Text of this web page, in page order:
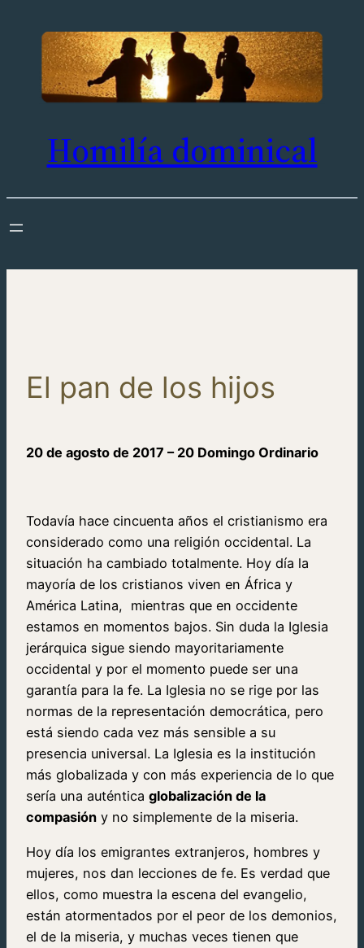
contenido
Homilía dominical
El pan de los hijos
20 de agosto de 2017 – 20 Domingo Ordinario
Todavía hace cincuenta años el cristianismo era
considerado como una religión occidental. La
situación ha cambiado totalmente. Hoy día la
mayoría de los cristianos viven en África y
América Latina, mientras que en occidente
estamos en momentos bajos. Sin duda la Iglesia
jerárquica sigue siendo mayoritariamente
occidental y por el momento puede ser una
garantía para la fe. La Iglesia no se rige por las
normas de la representación democrática, pero
está siendo cada vez más sensible a su
presencia universal. La Iglesia es la institución
más globalizada y con más experiencia de lo que
sería una auténtica globalización de la
compasión y no simplemente de la miseria.
Hoy día los emigrantes extranjeros, hombres y
mujeres, nos dan lecciones de fe. Es verdad que
ellos, como muestra la escena del evangelio,
están atormentados por el peor de los demonios,
el de la miseria, y muchas veces tienen que